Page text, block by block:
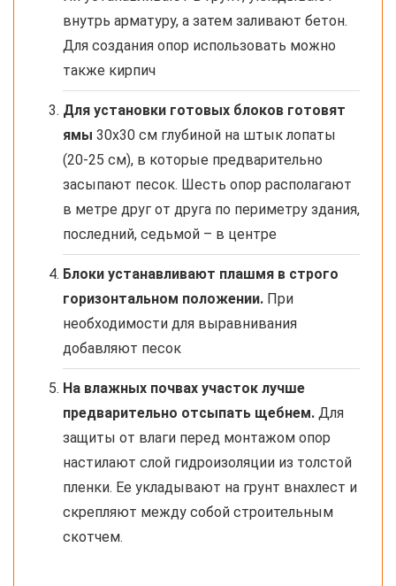
внутрь арматуру, а затем заливают бетон.
Для создания опор использовать можно
также кирпич
Для установки готовых блоков готовят
ямы 30х30 см глубиной на штык лопаты
(20-25 см), в которые предварительно
засыпают песок. Шесть опор располагают
в метре друг от друга по периметру здания,
последний, седьмой – в центре
Блоки устанавливают плашмя в строго
горизонтальном положении. При
необходимости для выравнивания
добавляют песок
На влажных почвах участок лучше
предварительно отсыпать щебнем. Для
защиты от влаги перед монтажом опор
настилают слой гидроизоляции из толстой
пленки. Ее укладывают на грунт внахлест и
скрепляют между собой строительным
скотчем.